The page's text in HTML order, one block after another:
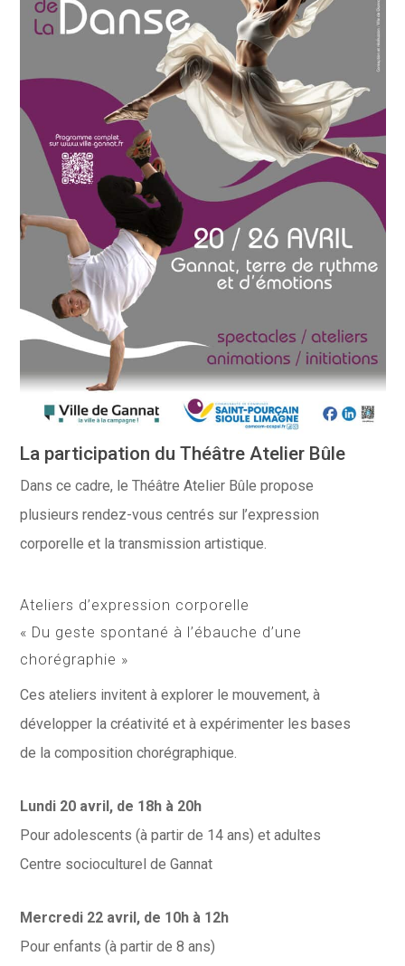
La participation du Théâtre Atelier Bûle
Dans ce cadre, le Théâtre Atelier Bûle propose
plusieurs rendez-vous centrés sur l’expression
corporelle et la transmission artistique.
Ateliers d’expression corporelle
« Du geste spontané à l’ébauche d’une
chorégraphie »
Ces ateliers invitent à explorer le mouvement, à
développer la créativité et à expérimenter les bases
de la composition chorégraphique.
Lundi 20 avril, de 18h à 20h
Pour adolescents (à partir de 14 ans) et adultes
Centre socioculturel de Gannat
Mercredi 22 avril, de 10h à 12h
Pour enfants (à partir de 8 ans)